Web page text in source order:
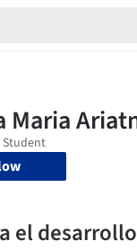
el desarrollo